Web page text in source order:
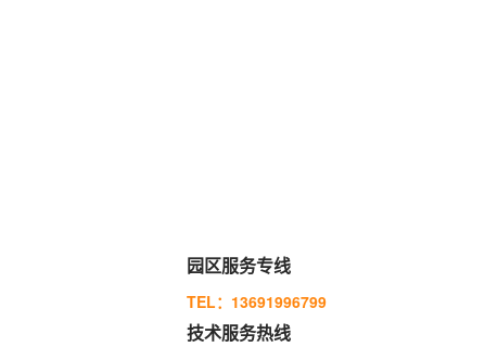
园区服务专线
TEL：13691996799
技术服务热线